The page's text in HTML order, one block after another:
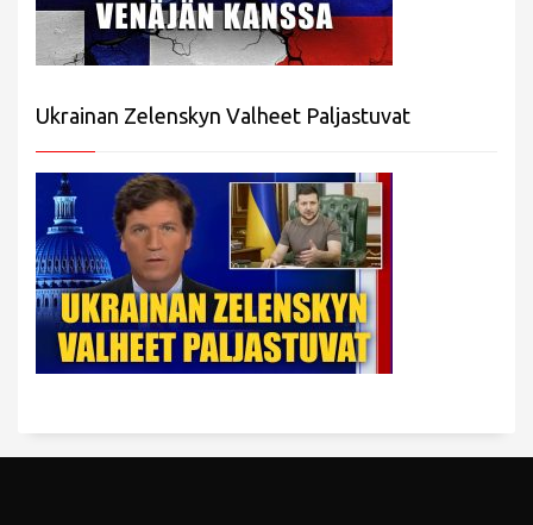
Ukrainan Zelenskyn Valheet Paljastuvat